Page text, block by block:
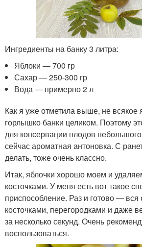
Ингредиенты на банку 3 литра:
Яблоки — 700 гр
Сахар — 250-300 гр
Вода — примерно 2 л
Как я уже отметила выше, не всякое
горлышко банки целиком. Поэтому
для консервации плодов
сейчас ароматная антоновка. С
делать, тоже очень классно.
Итак, яблочки хорошо моем и
косточками. У меня есть вот такое
приспособление. Раз и готово — вся
косточками, перегородками и даже
за несколько секунд. Очень
воспользоваться.